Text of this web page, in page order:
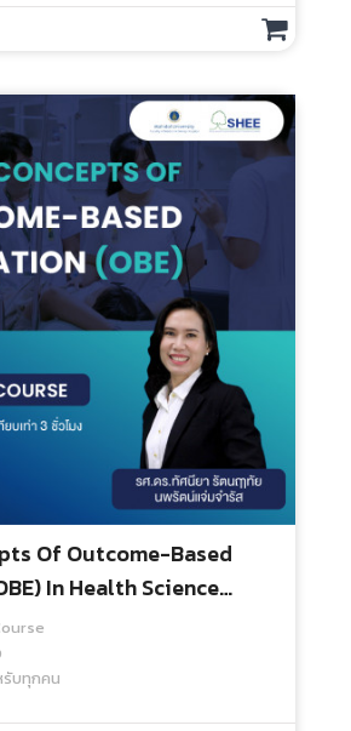
ศึกษาวิทยาศาสตร์สุขภาพ - Online Course
บทุกคน
Active Learning ตอน
– Online
มง
รับทุกคน
กลุ่มเพื่อการวิจัยด้านการ
ตร์สุขภาพ - Online Course
รับทุกคน